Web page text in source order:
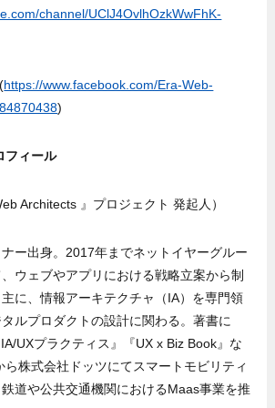
channel/UClJ4OvlhOzkWwFhK-
https://www.facebook.com/Era-Web-
)
フィール
Architects 』プロジェクト 発起人）
ー出身。2017年までネットイヤーグルー
ウェブやアプリにおける戦略立案から制
に、情報アーキテクチャ（IA）を専門領
ルプロダクトの設計に関わる。著書に
IA/UXプラクティス』『UX x Biz Book』な
ら株式会社ドッツにてスマートモビリティ
道や公共交通機関におけるMaas事業を推